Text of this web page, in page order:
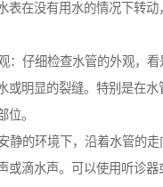
表在没有用水的情况下转动
：仔细检查水管的外观，看
或明显的裂缝。特别是在水
位。
静的环境下，沿着水管的
或滴水声。可以使用听诊器